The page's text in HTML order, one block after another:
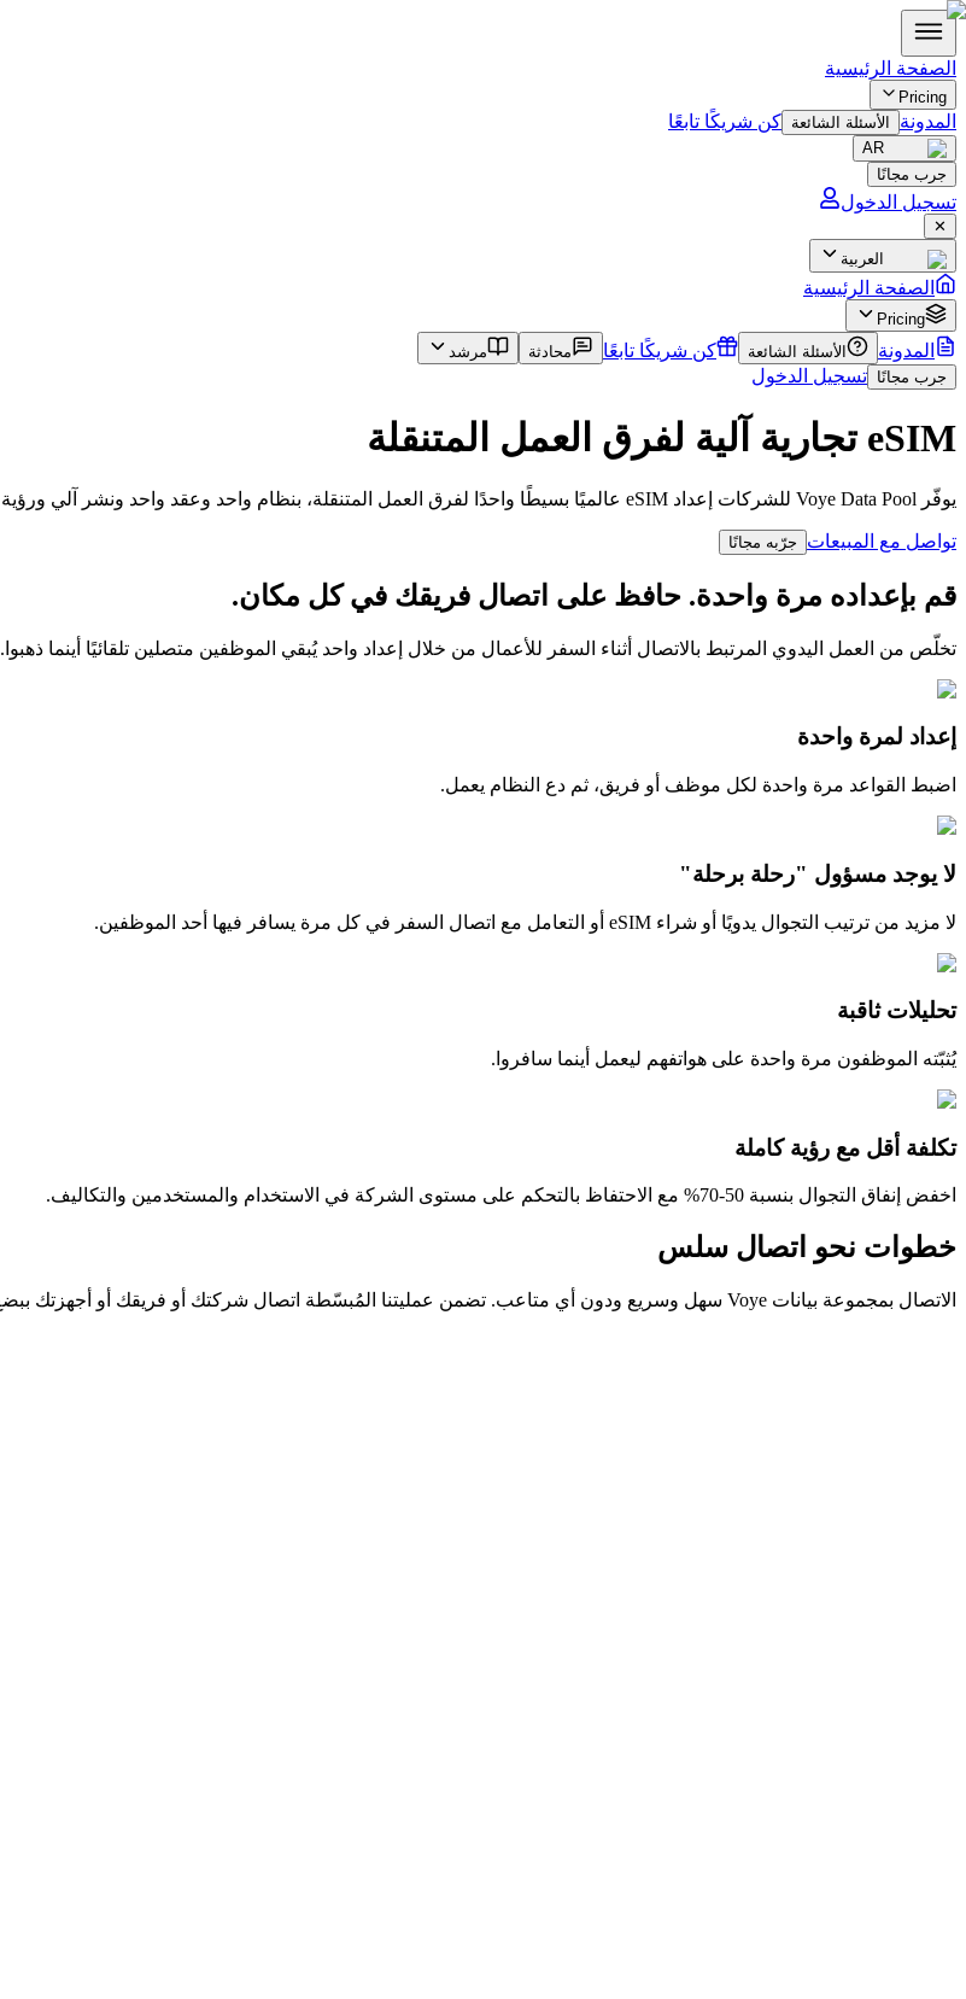
الصفحة الرئيسية
Pricing
المدونة الأسئلة الشائعة كن شريكًا تابعًا
AR
جرب مجانًا
تسجيل الدخول
✕
العربية
الصفحة الرئيسية
Pricing
المدونة الأسئلة الشائعة كن شريكًا تابعًا محادثة
مرشد
جرب مجانًا تسجيل الدخول
eSIM تجارية آلية لفرق العمل المتنقلة
يوفّر Voye Data Pool للشركات إعداد eSIM عالميًا بسيطًا واحدًا لفرق العمل المتنقلة، بنظام واحد وعقد واحد ونشر آلي ورؤية كاملة.
تواصل مع المبيعات جرّبه مجانًا
قم بإعداده مرة واحدة. حافظ على اتصال فريقك في كل مكان.
تخلّص من العمل اليدوي المرتبط بالاتصال أثناء السفر للأعمال من خلال إعداد واحد يُبقي الموظفين متصلين تلقائيًا أينما ذهبوا.
إعداد لمرة واحدة
اضبط القواعد مرة واحدة لكل موظف أو فريق، ثم دع النظام يعمل.
لا يوجد مسؤول "رحلة برحلة"
لا مزيد من ترتيب التجوال يدويًا أو شراء eSIM أو التعامل مع اتصال السفر في كل مرة يسافر فيها أحد الموظفين.
تحليلات ثاقبة
يُثبّته الموظفون مرة واحدة على هواتفهم ليعمل أينما سافروا.
تكلفة أقل مع رؤية كاملة
اخفض إنفاق التجوال بنسبة 50-70% مع الاحتفاظ بالتحكم على مستوى الشركة في الاستخدام والمستخدمين والتكاليف.
خطوات نحو اتصال سلس
الاتصال بمجموعة بيانات Voye سهل وسريع ودون أي متاعب. تضمن عمليتنا المُبسّطة اتصال شركتك أو فريقك أو أجهزتك ببضع خطوات سهلة: